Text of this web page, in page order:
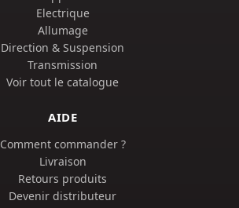
Electrique
Allumage
Direction & Suspension
Transmission
Voir tout le catalogue
AIDE
Comment commander ?
Livraison
Retours produits
Devenir distributeur